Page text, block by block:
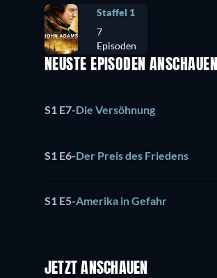
Staffel 1
7
Episoden
NEUSTE EPISODEN ANSCHAUEN
S1 E7-Die Versöhnung
S1 E6-Der Preis des Friedens
S1 E5-Amerika in Gefahr
JETZT ANSCHAUEN